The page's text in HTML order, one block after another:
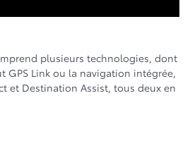
plusieurs technologies, dont
GPS Link ou la navigation intégrée,
et Destination Assist, tous deux en